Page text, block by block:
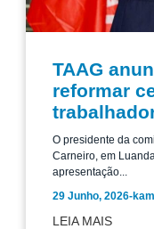
TAAG
reformar
O presidente da
Carneiro, em
apresentação...
29 Junho, 2026-
LEIA MAIS